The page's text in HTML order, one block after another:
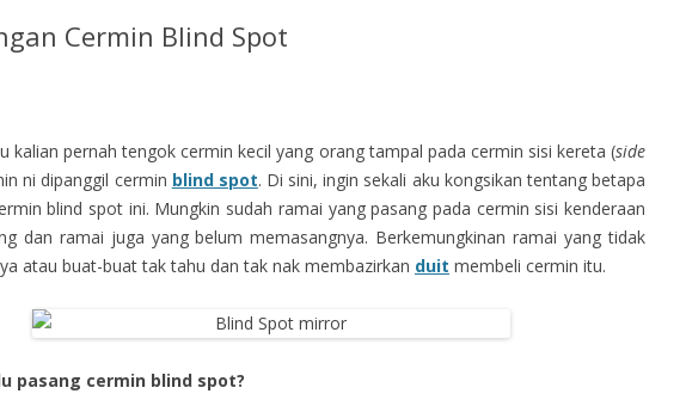
Cermin Blind Spot
kalian pernah tengok cermin kecil yang orang tampal pada cermin sisi kereta (side
ni dipanggil cermin blind spot. Di sini, ingin sekali aku kongsikan tentang betapa
blind spot ini. Mungkin sudah ramai yang pasang pada cermin sisi kenderaan
dan ramai juga yang belum memasangnya. Berkemungkinan ramai yang tidak
atau buat-buat tak tahu dan tak nak membazirkan duit membeli cermin itu.
pasang cermin blind spot?